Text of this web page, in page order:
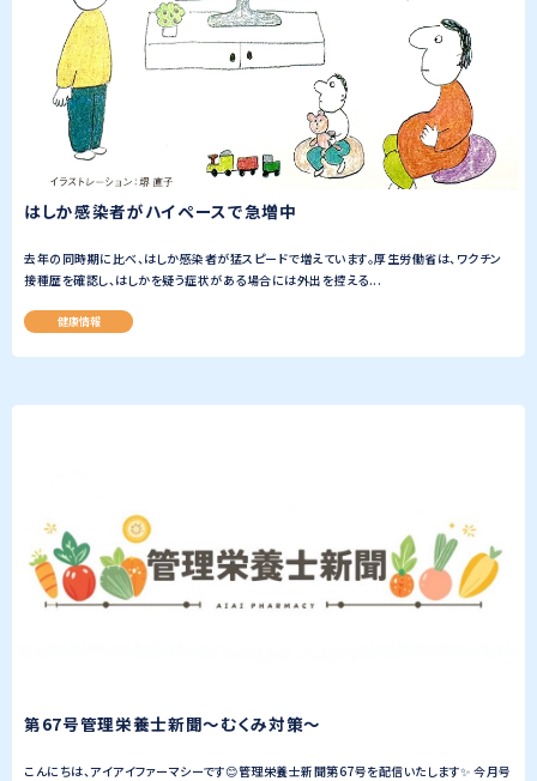
はしか感染者がハイペースで急増中
去年の同時期に比べ、はしか感染者が猛スピードで増えています。厚生労働省は、ワクチン
接種歴を確認し、はしかを疑う症状がある場合には外出を控える...
健康情報
第67号管理栄養士新聞〜むくみ対策〜
こんにちは、アイアイファーマシーです😊管理栄養士新聞第67号を配信いたします✨ 今月号